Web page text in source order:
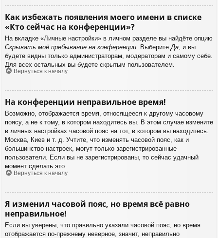
Как избежать появления моего имени в списке
«Кто сейчас на конференции»?
На вкладке «Личные настройки» в личном разделе вы найдёте опцию
Скрывать моё пребывание на конференции . Выберите Да , и вы
будете видны только администраторам, модераторам и самому себе.
Для всех остальных вы будете скрытым пользователем.
Вернуться к началу
На конференции неправильное время!
Возможно, отображается время, относящееся к другому часовому
поясу, а не к тому, в котором находитесь вы. В этом случае измените
в личных настройках часовой пояс на тот, в котором вы находитесь:
Москва, Киев и т. д. Учтите, что изменять часовой пояс, как и
большинство настроек, могут только зарегистрированные
пользователи. Если вы не зарегистрированы, то сейчас удачный
момент сделать это.
Вернуться к началу
Я изменил часовой пояс, но время всё равно
неправильное!
Если вы уверены, что правильно указали часовой пояс, но время
отображается по-прежнему неверное, значит, неправильно